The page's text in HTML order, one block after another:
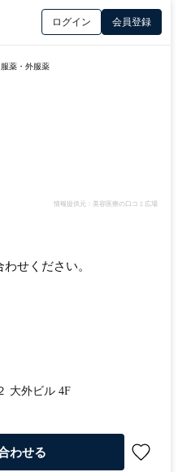
ログイン 会員登録
薬・外服薬
情報提供元：美容医療の口コミ広場
せください。
大外ビル 4F
わせる